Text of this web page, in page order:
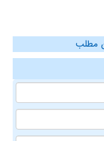
مطلب